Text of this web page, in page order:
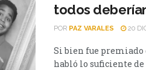
todos
POR PAZ VARALES 20
Si bien fue premiado
habló lo suficiente